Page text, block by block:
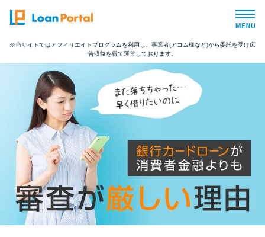
トップページ
おすすめコンテンツ
総合人気ランキング
とにかくすぐ借りたい方向け
バレずに借りたい方向け
※当サイトではアフィリエイトプログラムを利用し、事業者(アコム様など)から委託を受け広
告収益を得て運営しております。